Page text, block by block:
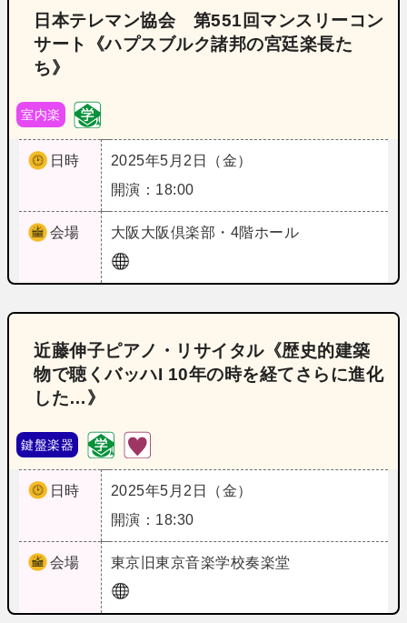
日本テレマン協会 第551回マンスリーコン
サート《ハプスブルク諸邦の宮廷楽長た
ち》
室内楽
日時
2025年5月2日（金）
開演：18:00
会場 大阪 大阪倶楽部・4階ホール
近藤伸子ピアノ・リサイタル《歴史的建築
物で聴くバッハI 10年の時を経てさらに進化
した…》
鍵盤楽器
日時
2025年5月2日（金）
開演：18:30
会場 東京 旧東京音楽学校奏楽堂